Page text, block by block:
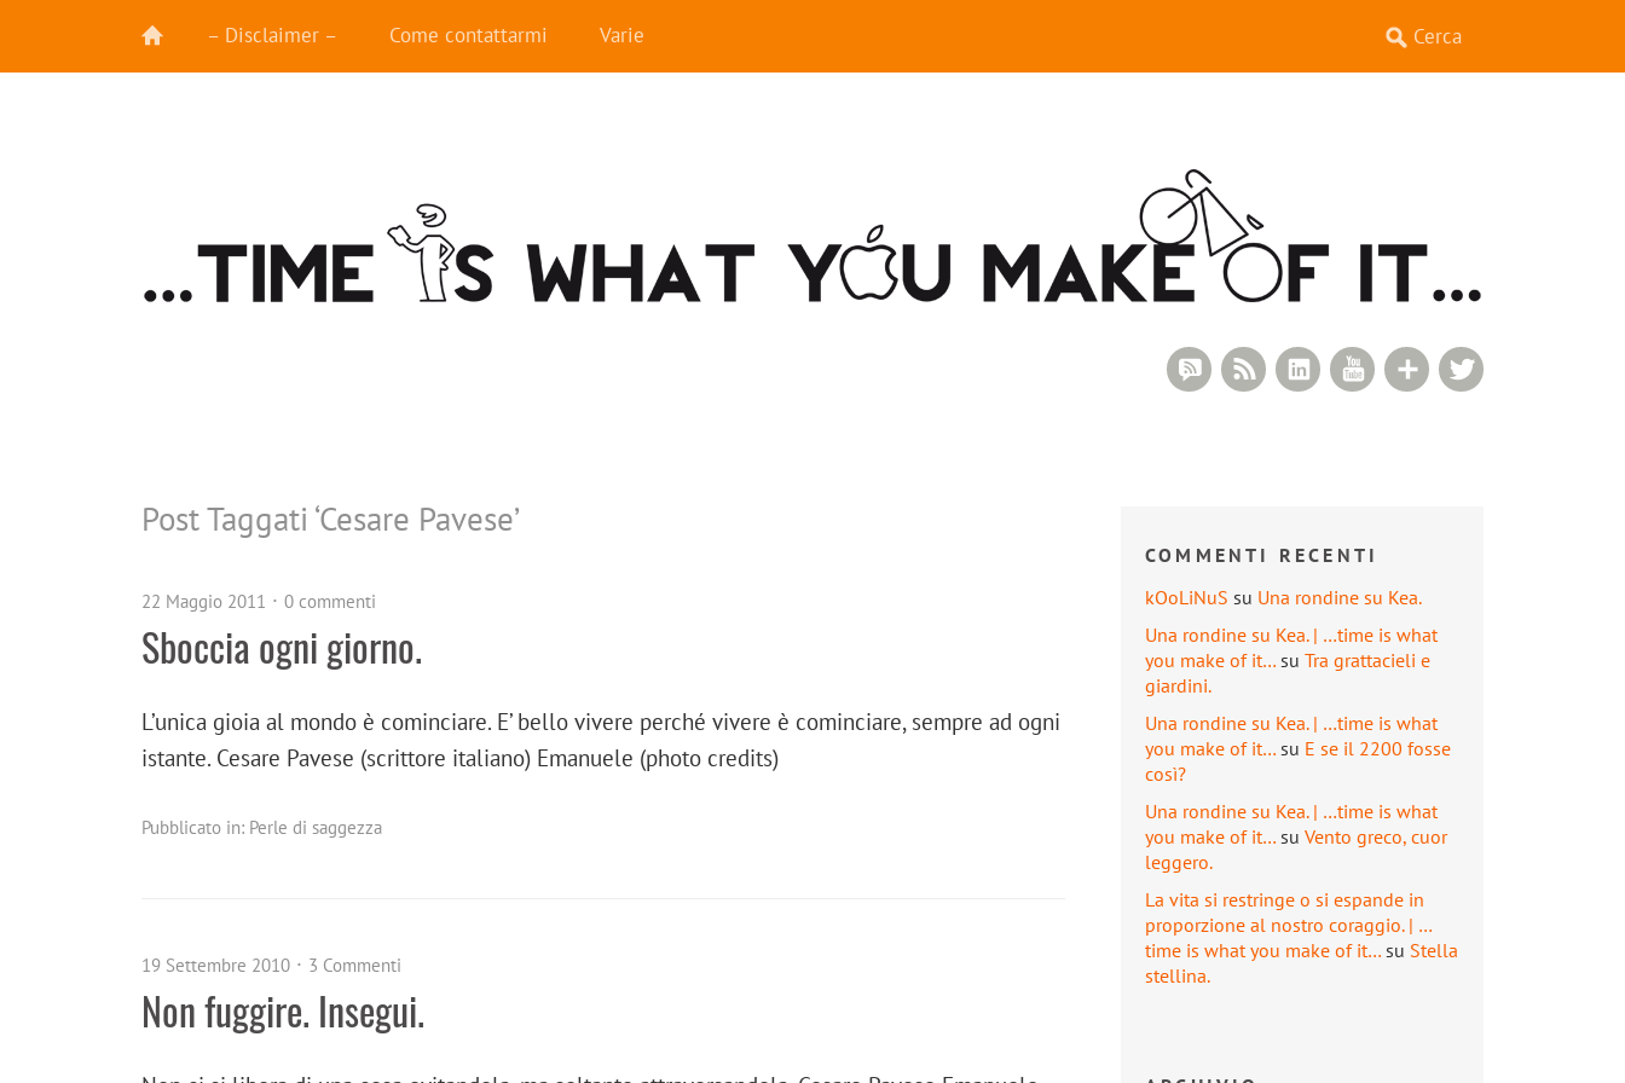
– Disclaimer – Come contattarmi Varie
Google+
YouTube
LinkedIn
RSS Feed
RSS Comments
Post Taggati ‘Cesare Pavese’
22 Maggio 2011 0 commenti
Sboccia ogni giorno.
L’unica gioia al mondo è cominciare. E’ bello vivere perché vivere è cominciare, sempre ad ogni
istante. Cesare Pavese (scrittore italiano) Emanuele (photo credits)
Pubblicato in: Perle di saggezza
19 Settembre 2010 3 Commenti
Non fuggire. Insegui.
COMMENTI RECENTI
kOoLiNuS su Una rondine su Kea.
Una rondine su Kea. | …time is what
you make of it… su Tra grattacieli e
giardini.
Una rondine su Kea. | …time is what
you make of it… su E se il 2200 fosse
così?
Una rondine su Kea. | …time is what
you make of it… su Vento greco, cuor
leggero.
La vita si restringe o si espande in
proporzione al nostro coraggio. | …
time is what you make of it… su Stella
stellina.